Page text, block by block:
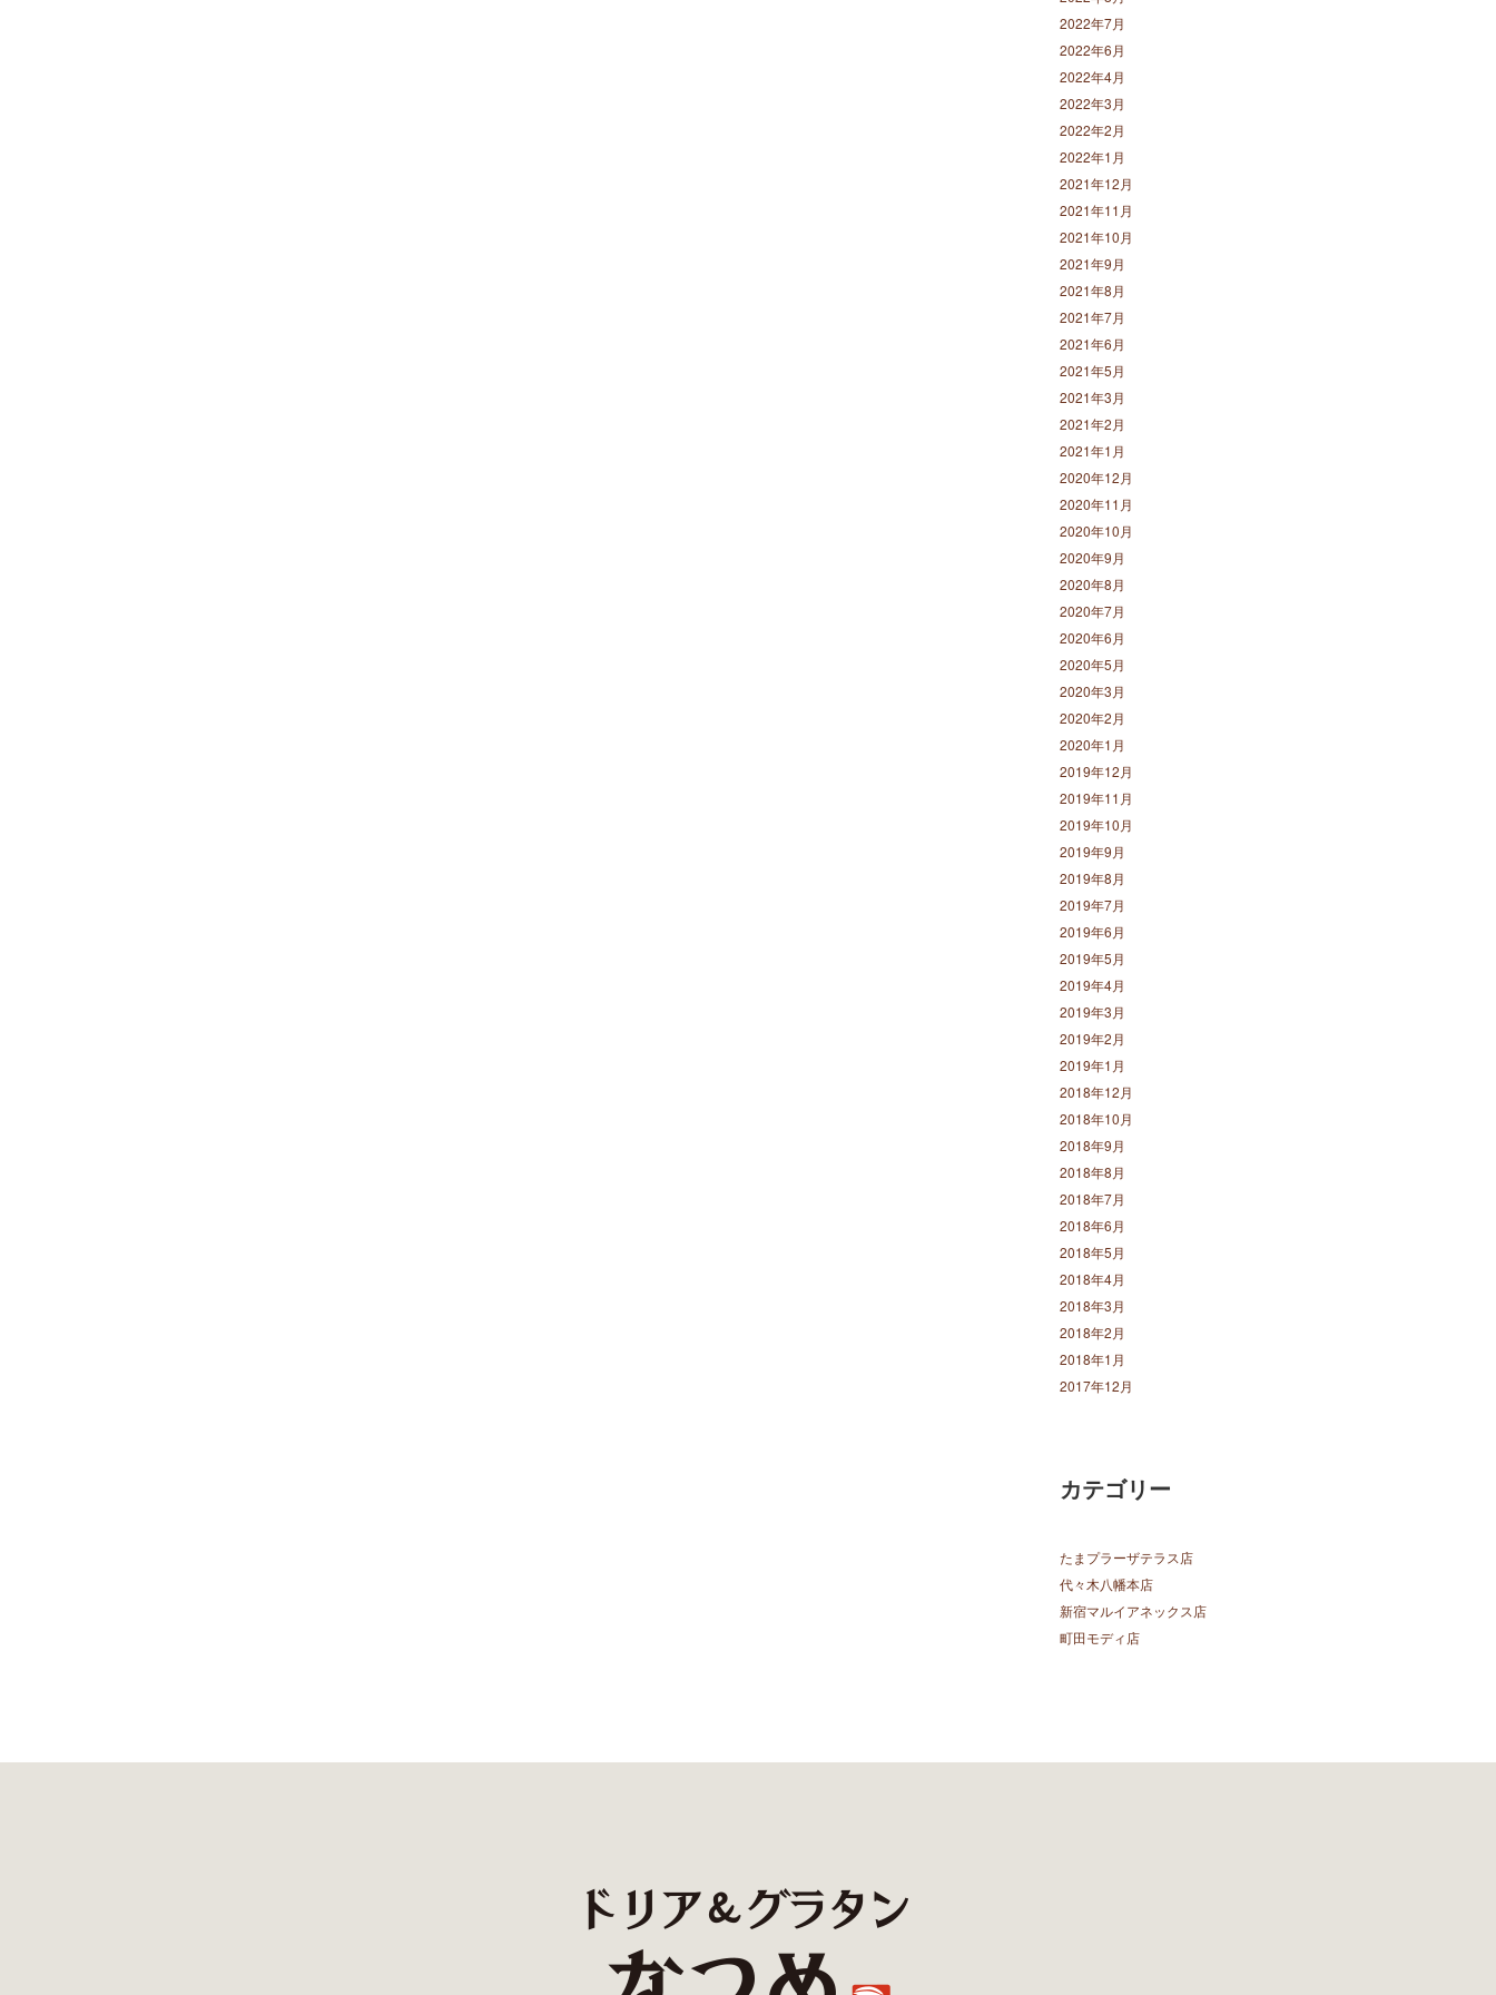
2022年7月
2022年6月
2022年4月
2022年3月
2022年2月
2022年1月
2021年12月
2021年11月
2021年10月
2021年9月
2021年8月
2021年7月
2021年6月
2021年5月
2021年3月
2021年2月
2021年1月
2020年12月
2020年11月
2020年10月
2020年9月
2020年8月
2020年7月
2020年6月
2020年5月
2020年3月
2020年2月
2020年1月
2019年12月
2019年11月
2019年10月
2019年9月
2019年8月
2019年7月
2019年6月
2019年5月
2019年4月
2019年3月
2019年2月
2019年1月
2018年12月
2018年10月
2018年9月
2018年8月
2018年7月
2018年6月
2018年5月
2018年4月
2018年3月
2018年2月
2018年1月
2017年12月
カテゴリー
たまプラーザテラス店
代々木八幡本店
新宿マルイアネックス店
町田モディ店